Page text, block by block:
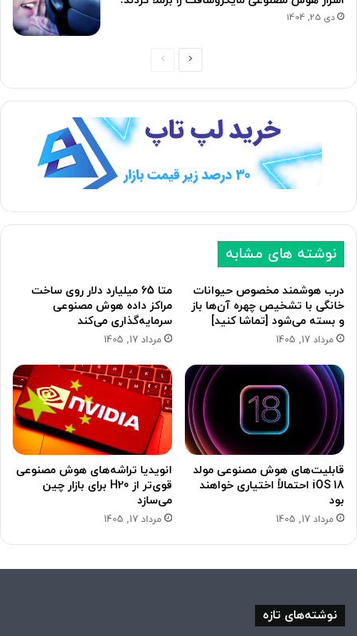
دی 25, 1404
ح
ق
ب
ی
ح
ه
ع
ی
نوشته های مشابه
درب هوشمند مخصوص حیوانات
خانگی با تشخیص چهره آن‌ها باز
و بسته می‌شود [تماشا کنید]
مرداد 17, 1405
متا 65 میلیارد دلار روی ساخت
مراکز داده هوش مصنوعی
سرمایه‌گذاری می‌کند
مرداد 17, 1405
قابلیت‌های هوش مصنوعی مولد
iOS 18 احتمالاً اختیاری خواهند
بود
مرداد 17, 1405
انویدیا تراشه‌های هوش مصنوعی
قوی‌تر از H20 برای بازار چین
می‌سازد
مرداد 17, 1405
نوشته‌های تازه